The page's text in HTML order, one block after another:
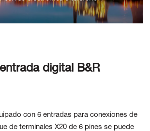
CONTÁCTENOS
digital B&R
con 6 entradas para conexiones de
de terminales X20 de 6 pines se puede